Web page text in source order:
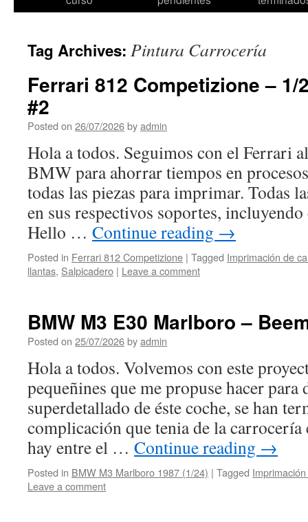
Tag Archives: Pintura Carrocería
Ferrari 812 Competizione –
#2
Posted on 26/07/2026byadmin
Hola a todos. Seguimos con el Ferrari
BMW para ahorrar tiempos en
todas las piezas para imprimar. Todas
en sus respectivos soportes,
Hello … Continue reading →
Posted in Ferrari 812 Competizione | Tagged Imprimación de
llantas, Salpicadero | Leave a comment
BMW M3 E30 Marlboro –
Posted on 25/07/2026byadmin
Hola a todos. Volvemos con este
pequeñines que me propuse hacer
superdetallado de éste coche, se han
complicación que tenia de la
hay entre el … Continue reading →
Posted in BMW M3 Marlboro 1987 (1/24) | Tagged
Leave a comment